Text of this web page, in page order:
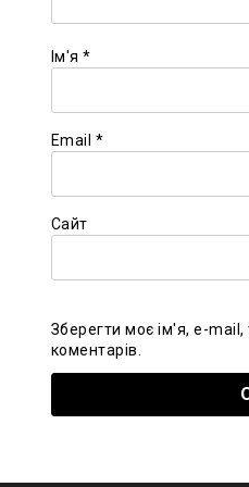
Ім'я *
Email *
Сайт
Зберегти моє ім'я, e-
коментарів.